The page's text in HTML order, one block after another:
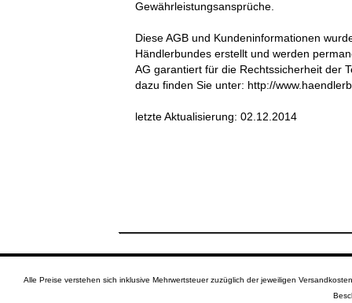
Gewährleistungsansprüche.
Diese AGB und Kundeninformationen
Händlerbundes erstellt und werden
AG garantiert für die Rechtssicherheit der
dazu finden Sie unter: http://
letzte Aktualisierung: 02.12.2014
Alle Preise verstehen sich inklusive Mehrwertsteuer zuzüglich der jeweiligen